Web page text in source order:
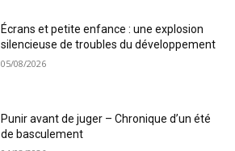
Écrans et petite enfance : une explosion
silencieuse de troubles du développement
05/08/2026
Punir avant de juger – Chronique d’un été
de basculement